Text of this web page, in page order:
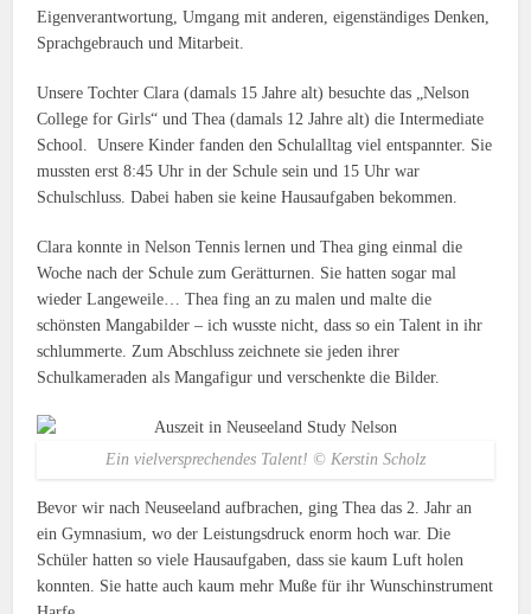
Eigenverantwortung, Umgang mit anderen, eigenständiges Denken,
Sprachgebrauch und Mitarbeit.
Unsere Tochter Clara (damals 15 Jahre alt) besuchte das „Nelson
College for Girls“ und Thea (damals 12 Jahre alt) die Intermediate
School. Unsere Kinder fanden den Schulalltag viel entspannter. Sie
mussten erst 8:45 Uhr in der Schule sein und 15 Uhr war
Schulschluss. Dabei haben sie keine Hausaufgaben bekommen.
Clara konnte in Nelson Tennis lernen und Thea ging einmal die
Woche nach der Schule zum Gerätturnen. Sie hatten sogar mal
wieder Langeweile… Thea fing an zu malen und malte die
schönsten Mangabilder – ich wusste nicht, dass so ein Talent in ihr
schlummerte. Zum Abschluss zeichnete sie jeden ihrer
Schulkameraden als Mangafigur und verschenkte die Bilder.
Ein vielversprechendes Talent! © Kerstin Scholz
Bevor wir nach Neuseeland aufbrachen, ging Thea das 2. Jahr an
ein Gymnasium, wo der Leistungsdruck enorm hoch war. Die
Schüler hatten so viele Hausaufgaben, dass sie kaum Luft holen
konnten. Sie hatte auch kaum mehr Muße für ihr Wunschinstrument